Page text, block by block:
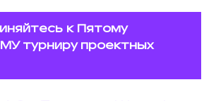
к Пятому
турниру проектных